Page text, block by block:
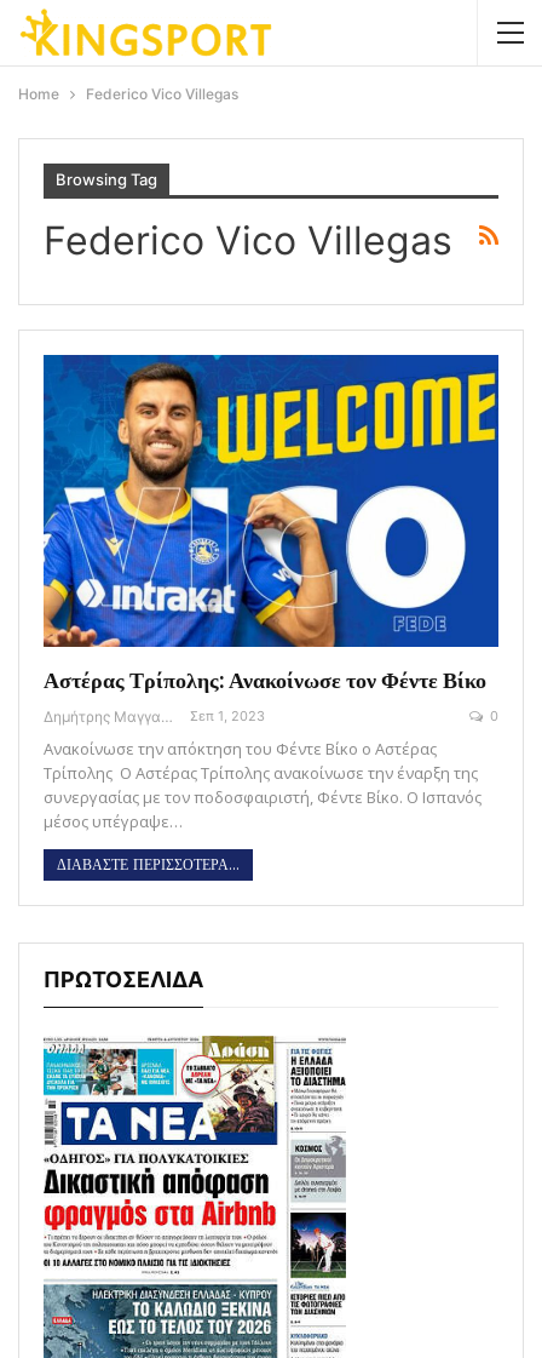
Home Federico Vico Villegas
Browsing Tag
Federico Vico Villegas
Αστέρας Τρίπολης: Ανακοίνωσε τον Φέντε Βίκο
Δημήτρης Μαγγανάρης Σεπ 1, 2023 0
Ανακοίνωσε την απόκτηση του Φέντε Βίκο ο Αστέρας
Τρίπολης Ο Αστέρας Τρίπολης ανακοίνωσε την έναρξη της
συνεργασίας με τον ποδοσφαιριστή, Φέντε Βίκο. Ο Ισπανός
μέσος υπέγραψε…
ΔΙΑΒΑΣΤΕ ΠΕΡΙΣΣΟΤΕΡΑ...
ΠΡΩΤΟΣΕΛΙΔΑ